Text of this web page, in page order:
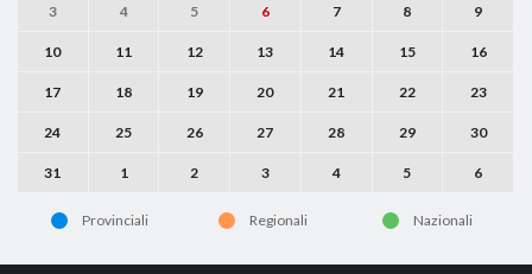
3 4 5 6 7 8 9
10 11 12 13 14 15 16
17 18 19 20 21 22 23
24 25 26 27 28 29 30
31 1 2 3 4 5 6
Provinciali Regionali Nazionali